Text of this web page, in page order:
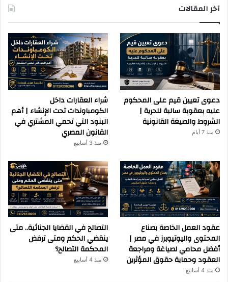
آخر المقالات
دعوى تعيين قيم على المحكوم
عليه بعقوبة سالبة للحرية |
الشروط والصيغة القانونية
منذ 7 أيام
شراء العقارات داخل
الكومباوندات تحت الإنشاء | أهم
البنود التي تحمي المشتري في
القانون المصري
منذ 3 أسابيع
عقود العمل الخاصة بصناع
المحتوى واليوتيوبرز في مصر |
أفضل محامي لصياغة ومراجعة
العقود وحماية حقوق المؤثرين
منذ 4 أسابيع
التصالح في القضايا الجنائية.. متى
ينقضي الحكم ومتى ترفض
المحكمة التصالح؟
منذ 4 أسابيع